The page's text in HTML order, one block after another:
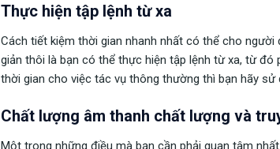
Thực hiện tập lệnh từ xa
Cách tiết kiệm thời gian nhanh nhất có thể cho
giản thôi là bạn có thể thực hiện tập lệnh từ xa, từ
thời gian cho việc tác vụ thông thường thì bạn hãy
Chất lượng âm thanh chất lượng và
Một trong những điều mà bạn cần phải quan tâm